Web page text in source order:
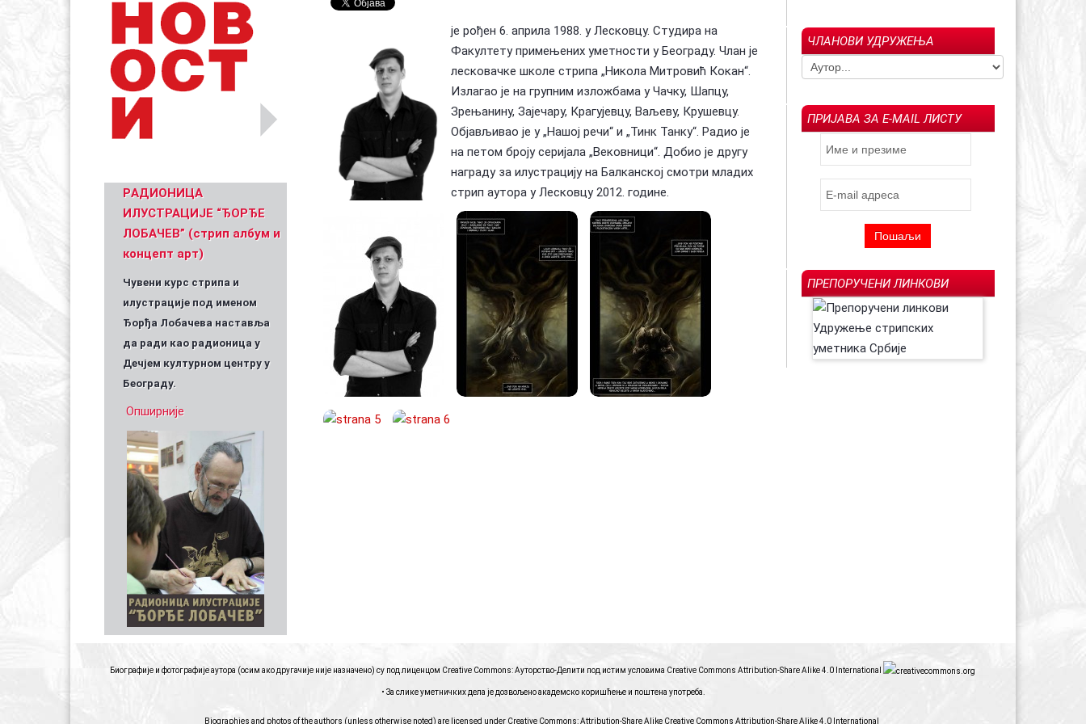
Уметник стрипа и духа Геза Шетет
(Биографија и стрипографија)
In memoriam: Зоран Ковачевић (1955-
Предлагање кандидата за тзв.
Националне пензије у издаваштву —
Посебна признања Владе Репу…
У сећање: Богољуб Арсенијевић –
Маки (1955-2023)
Ин мемориам: Драгољуб "Драган" М.
PАДИОНИЦА
ИЛУСТРАЦИЈЕ “ЂОРЂЕ
ЛОБАЧЕВ” (стрип албум и
концепт арт)
Чувени курс стрипа и
илустрације под именом
Ђорђа Лобачева наставља
да ради као радионица у
Дечјем културном центру у
Београду.
Опширније
је рођен 6. априла 1988. у Лесковцу. Студира на
Факултету примењених уметности у Београду. Члан је
лесковачке школе стрипа „Никола Митровић Кокан“.
Излагао је на групним изложбама у Чачку, Шапцу,
Зрењанину, Зајечару, Крагујевцу, Ваљеву, Крушевцу.
Објављивао је у „Нашој речи“ и „Тинк Танку“. Радио је
на петом броју серијала „Вековници“. Добио је другу
награду за илустрацију на Балканској смотри младих
стрип аутора у Лесковцу 2012. године.
ЧЛАНОВИ УДРУЖЕЊА
ПРИЈАВА ЗА E-MAIL ЛИСТУ
ПРЕПОРУЧЕНИ ЛИНКОВИ
Биографије и фотографије аутора (осим ако другачије није назначено) су под лиценцом Creative Commons: Ауторство-Делити под истим условима Creative Commons Attribution-Share Alike 4.0 International
• За слике уметничких дела је дозвољено академско коришћење и поштена употреба.
Biographies and photos of the authors (unless otherwise noted) are licensed under Creative Commons: Attribution-Share Alike Creative Commons Attribution-Share Alike 4.0 International